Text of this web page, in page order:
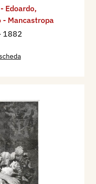
Edoardo,
- Mancastropa
1882